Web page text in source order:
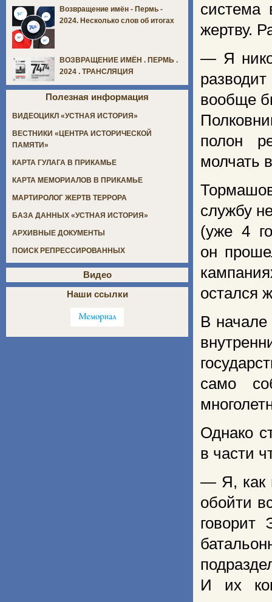
система
жертву.
— Я
вообще
полон
молчать
службу
(уже 4
он
остался
В начале
само
Однако
в части
— Я, как
обойти
И их
Возвращение имён - Пермь -
2024. Несколько слов об итогах
ВОЗВРАЩЕНИЕ ИМЁН . ПЕРМЬ .
2024 . ТРАНСЛЯЦИЯ
Полезная информация
ВИДЕОЦИКЛ «УСТНАЯ ИСТОРИЯ»
ВЕСТНИКИ «ЦЕНТРА ИСТОРИЧЕСКОЙ
ПАМЯТИ»
КАРТА ГУЛАГА В ПРИКАМЬЕ
КАРТА МЕМОРИАЛОВ В ПРИКАМЬЕ
МАРТИРОЛОГ ЖЕРТВ ТЕРРОРА
БАЗА ДАННЫХ «УСТНАЯ ИСТОРИЯ»
АРХИВНЫЕ ДОКУМЕНТЫ
ПОИСК РЕПРЕССИРОВАННЫХ
Видео
Наши ссылки